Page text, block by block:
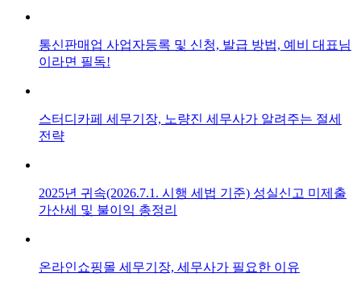
통신판매업 사업자등록 및 신청, 발급 방법, 예비 대표님
이라면 필독!
스터디카페 세무기장, 노량진 세무사가 알려주는 절세
전략
2025년 귀속(2026.7.1. 시행 세법 기준) 성실신고 미제출
가산세 및 불이익 총정리
온라인쇼핑몰 세무기장, 세무사가 필요한 이유